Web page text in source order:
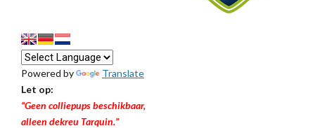
Powered by
Translate
Let op:
“Geen colliepups beschikbaar,
alleen dekreu Tarquin.”